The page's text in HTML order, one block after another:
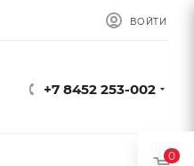
ВОЙТИ
+7 8452 253-002
0